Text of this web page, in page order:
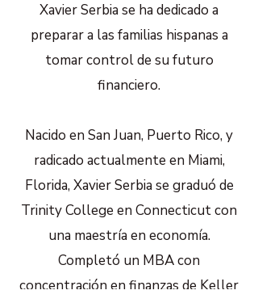
Xavier Serbia se ha dedicado a
preparar a las familias hispanas a
tomar control de su futuro
financiero.
Nacido en San Juan, Puerto Rico, y
radicado actualmente en Miami,
Florida, Xavier Serbia se graduó de
Trinity College en Connecticut con
una maestría en economía.
Completó un MBA con
concentración en finanzas de Keller